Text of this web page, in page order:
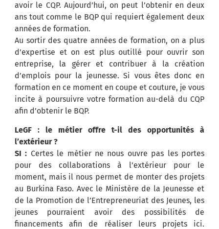
avoir le CQP. Aujourd’hui, on peut l’obtenir en deux
ans tout comme le BQP qui requiert également deux
années de formation.
Au sortir des quatre années de formation, on a plus
d’expertise et on est plus outillé pour ouvrir son
entreprise, la gérer et contribuer à la création
d’emplois pour la jeunesse. Si vous êtes donc en
formation en ce moment en coupe et couture, je vous
incite à poursuivre votre formation au-delà du CQP
afin d’obtenir le BQP.
LeGF : le métier offre t-il des opportunités à
l’extérieur ?
SI : Certes le métier ne nous ouvre pas les portes
pour des collaborations à l’extérieur pour le
moment, mais il nous permet de monter des projets
au Burkina Faso. Avec le Ministère de la Jeunesse et
de la Promotion de l’Entrepreneuriat des Jeunes, les
jeunes pourraient avoir des possibilités de
financements afin de réaliser leurs projets ici.